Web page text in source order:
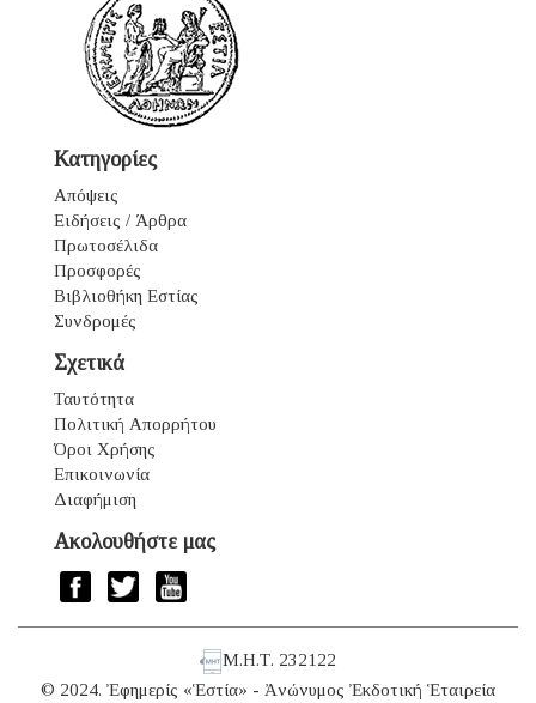
Κατηγορίες
Απόψεις
Ειδήσεις / Άρθρα
Πρωτοσέλιδα
Προσφορές
Βιβλιοθήκη Εστίας
Συνδρομές
Σχετικά
Ταυτότητα
Πολιτική Απορρήτου
Όροι Χρήσης
Επικοινωνία
Διαφήμιση
Ακολουθήστε μας
Μ.Η.Τ. 232122
© 2024. Ἐφημερίς «Ἑστία» - Ἀνώνυμος Ἐκδοτική Ἑταιρεία